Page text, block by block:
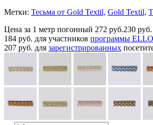
Метки: Тесьма от Gold Textil, Gold Textil,
Цена за 1 метр погонный 272 руб.230 руб.
184 руб. для участников программы
207 руб. для зарегистрированных